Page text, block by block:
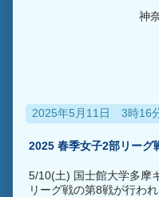
神
2025年5月11日 3時16
2025 春季女子2部リー
5/10(土) 国士館大学多摩
リーグ戦の第8戦が行われ